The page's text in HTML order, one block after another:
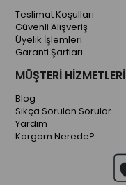
Teslimat Koşulları
Güvenli Alışveriş
Üyelik İşlemleri
Garanti Şartları
MÜŞTERİ HİZMETLERİ
Blog
Sıkça Sorulan Sorular
Yardım
Kargom Nerede?